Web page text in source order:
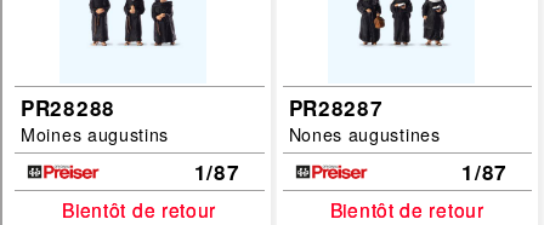
Marques :
Merten
Busch
PR28288
Moines augustins
1/87
Bientôt de retour
Bientôt de retour
PR28287
Nones augustines
1/87
Bientôt de retour
Bientôt de retour